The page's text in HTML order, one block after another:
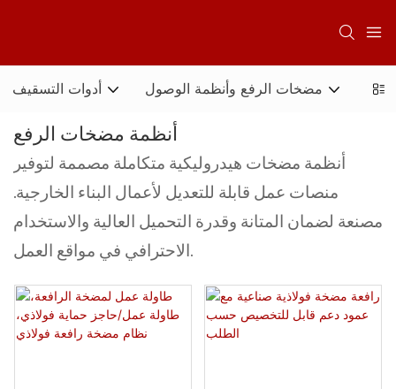
أدوات التسقيف مضخات الرفع وأنظمة الوصول
أنظمة مضخات الرفع
أنظمة مضخات هيدروليكية متكاملة مصممة لتوفير
منصات عمل قابلة للتعديل لأعمال البناء الخارجية.
مصنعة لضمان المتانة وقدرة التحميل العالية والاستخدام
الاحترافي في مواقع العمل.